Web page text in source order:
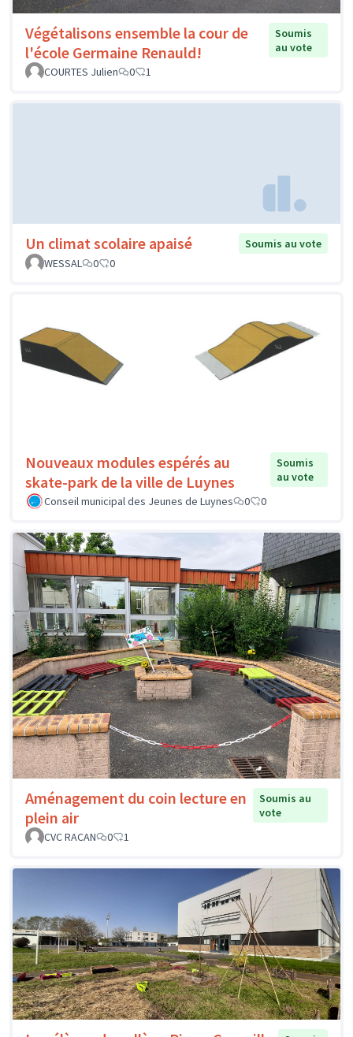
Végétalisons ensemble la cour de
l'école Germaine Renauld!
Soumis
au vote
COURTES Julien
0 1
Un climat scolaire apaisé
Soumis au vote
WESSAL
0 0
Nouveaux modules espérés au
skate-park de la ville de Luynes
Soumis
au vote
Conseil municipal des Jeunes de Luynes
0 0
Aménagement du coin lecture en
plein air
Soumis au
vote
CVC RACAN
0 1